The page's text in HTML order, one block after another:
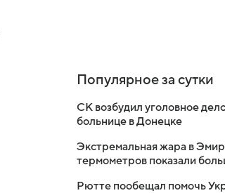
Популярное за сутки
СК возбудил уголовное
больнице в Донецке
Экстремальная жара в
термометров показали
Рютте пообещал помочь